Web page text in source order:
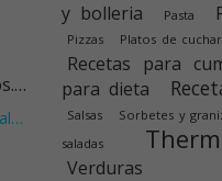
…
y bolleria
Pasta
Pizzas Platos de
Recetas para
para dieta
Salsas Sorbetes y
saladas
Verduras